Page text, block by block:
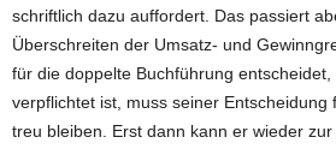
schriftlich dazu auffordert. Das passiert
Überschreiten der Umsatz- und
für die doppelte Buchführung
verpflichtet ist, muss seiner
treu bleiben. Erst dann kann er wieder